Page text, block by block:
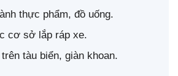
thực phẩm, đồ uống.
cơ sở lắp ráp xe.
tàu biển, giàn khoan.